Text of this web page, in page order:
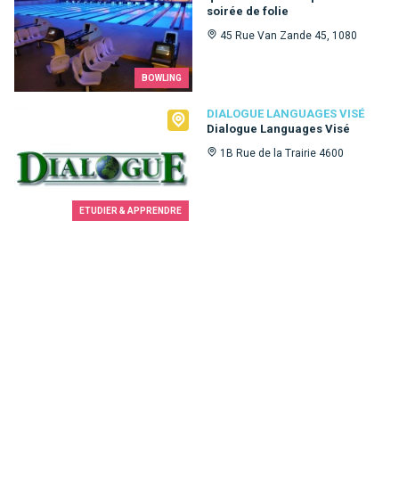
BOWLING
soirée de folie
45 Rue Van Zande 45, 1080
ETUDIER & APPRENDRE
DIALOGUE LANGUAGES VISÉ
Dialogue Languages Visé
1B Rue de la Trairie 4600
Dialogue Languages Visé